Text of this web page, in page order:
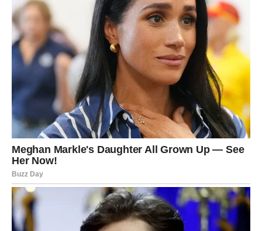
naučiš da kontrolišeš impuls, a zadržiš strast – dobijaš
sve.
KLJUČNI DANI:
Subota:
Emotivni vrhunac, mogući razgovor ili
suočavanje.
Nedelja: Smirenje, jasniji planovi, emocionalno olakšanje.